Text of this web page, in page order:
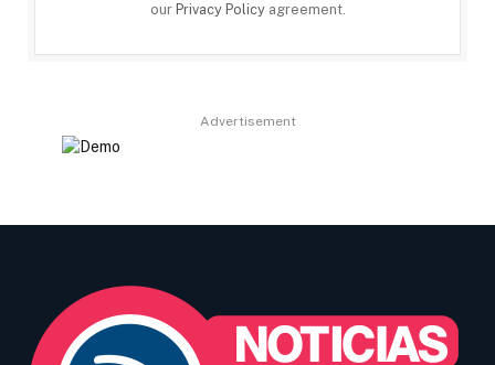
our Privacy Policyagreement.
Advertisement